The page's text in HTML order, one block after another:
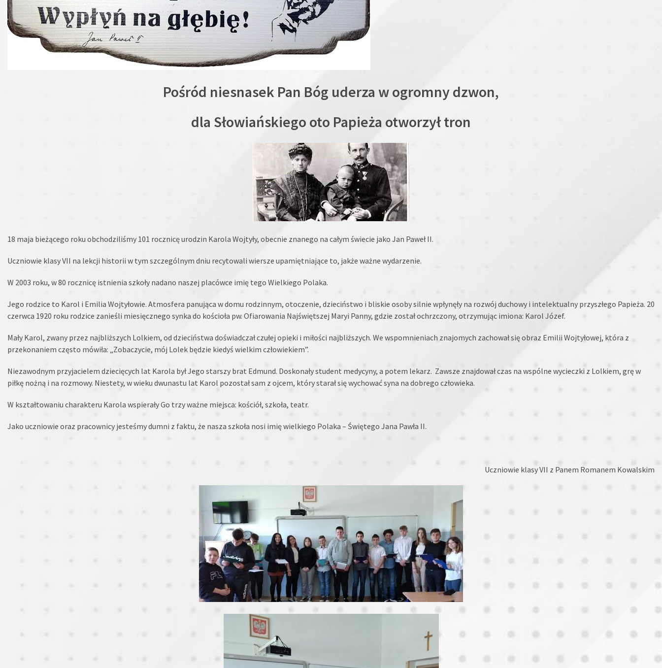
Pośród niesnasek Pan Bóg uderza w ogromny dzwon,
dla Słowiańskiego oto Papieża otworzył tron
18 maja bieżącego roku obchodziliśmy 101 rocznicę urodzin Karola Wojtyły, obecnie znanego na całym świecie jako Jan Paweł II.
Uczniowie klasy VII na lekcji historii w tym szczególnym dniu recytowali wiersze upamiętniające to, jakże ważne wydarzenie.
W 2003 roku, w 80 rocznicę istnienia szkoły nadano naszej placówce imię tego Wielkiego Polaka.
Jego rodzice to Karol i Emilia Wojtyłowie. Atmosfera panująca w domu rodzinnym, otoczenie, dzieciństwo i bliskie osoby silnie wpłynęły na rozwój duchowy i intelektualny przyszłego Papieża. 20
czerwca 1920 roku rodzice zanieśli miesięcznego synka do kościoła pw. Ofiarowania Najświętszej Maryi Panny, gdzie został ochrzczony, otrzymując imiona: Karol Józef.
Mały Karol, zwany przez najbliższych Lolkiem, od dzieciństwa doświadczał czułej opieki i miłości najbliższych. We wspomnieniach znajomych zachował się obraz Emilii Wojtyłowej, która z
przekonaniem często mówiła: „Zobaczycie, mój Lolek będzie kiedyś wielkim człowiekiem”.
Niezawodnym przyjacielem dziecięcych lat Karola był Jego starszy brat Edmund. Doskonały student medycyny, a potem lekarz. Zawsze znajdował czas na wspólne wycieczki z Lolkiem, grę w
piłkę nożną i na rozmowy. Niestety, w wieku dwunastu lat Karol pozostał sam z ojcem, który starał się wychować syna na dobrego człowieka.
W kształtowaniu charakteru Karola wspierały Go trzy ważne miejsca: kościół, szkoła, teatr.
Jako uczniowie oraz pracownicy jesteśmy dumni z faktu, że nasza szkoła nosi imię wielkiego Polaka – Świętego Jana Pawła II.
Uczniowie klasy VII z Panem Romanem Kowalskim